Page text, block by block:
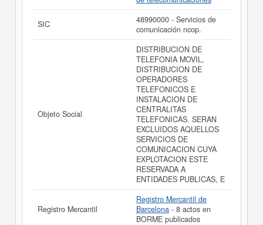
acceder inmediatamente a este Informe ampliado
de ABAC TELECOMUNICACIONS DEL SEGLE XXI
SLL. y consultar los resultados de sus años de
actividad, así como los balances y cuentas de
resultados disponibles.
La última actualización del informe de empresa se ha
realizado el 16/10/2025.
SIC
48990000 - Servicios de
comunicación ncop.
Objeto Social
DISTRIBUCION DE
TELEFONIA MOVIL,
DISTRIBUCION DE
OPERADORES
TELEFONICOS E
INSTALACION DE
CENTRALITAS
TELEFONICAS. SERAN
EXCLUIDOS AQUELLOS
SERVICIOS DE
COMUNICACION CUYA
EXPLOTACION ESTE
RESERVADA A
ENTIDADES PUBLICAS, E
Registro Mercantil
Registro Mercantil de
Barcelona - 8 actos en
BORME publicados